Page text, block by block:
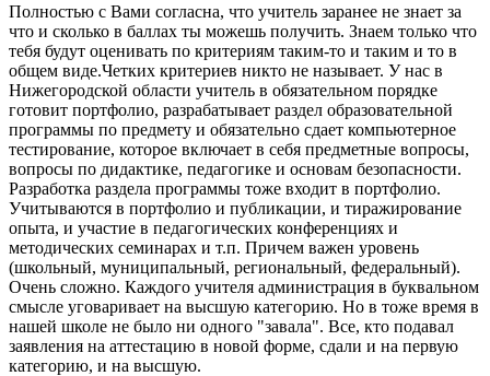
Полностью с Вами согласна, что учитель заранее не знает за
что и сколько в баллах ты можешь получить. Знаем только что
тебя будут оценивать по критериям таким-то и таким и то в
общем виде.Четких критериев никто не называет. У нас в
Нижегородской области учитель в обязательном порядке
готовит портфолио, разрабатывает раздел образовательной
программы по предмету и обязательно сдает компьютерное
тестирование, которое включает в себя предметные вопросы,
вопросы по дидактике, педагогике и основам безопасности.
Разработка раздела программы тоже входит в портфолио.
Учитываются в портфолио и публикации, и тиражирование
опыта, и участие в педагогических конференциях и
методических семинарах и т.п. Причем важен уровень
(школьный, муниципальный, региональный, федеральный).
Очень сложно. Каждого учителя администрация в буквальном
смысле уговаривает на высшую категорию. Но в тоже время в
нашей школе не было ни одного "завала". Все, кто подавал
заявления на аттестацию в новой форме, сдали и на первую
категорию, и на высшую.